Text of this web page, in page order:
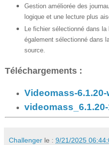
Gestion améliorée des
logique et une lecture plus
Le fichier sélectionné dans
également sélectionné dans
source.
Téléchargements :
Videomass-
Challenger le : 9/21/2025